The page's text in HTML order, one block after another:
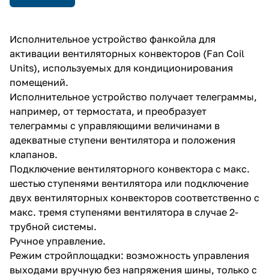
Исполнительное устройство фанкойла для
активации вентиляторных конвекторов (Fan Coil
Units), используемых для кондиционирования
помещений.
Исполнительное устройство получает телеграммы,
например, от термостата, и преобразует
телеграммы с управляющими величинами в
адекватные ступени вентилятора и положения
клапанов.
Подключение вентиляторного конвектора с макс.
шестью ступенями вентилятора или подключение
двух вентиляторных конвекторов соответственно с
макс. тремя ступенями вентилятора в случае 2-
трубной системы.
Ручное управление.
Режим стройплощадки: возможность управления
выходами вручную без напряжения шины, только с